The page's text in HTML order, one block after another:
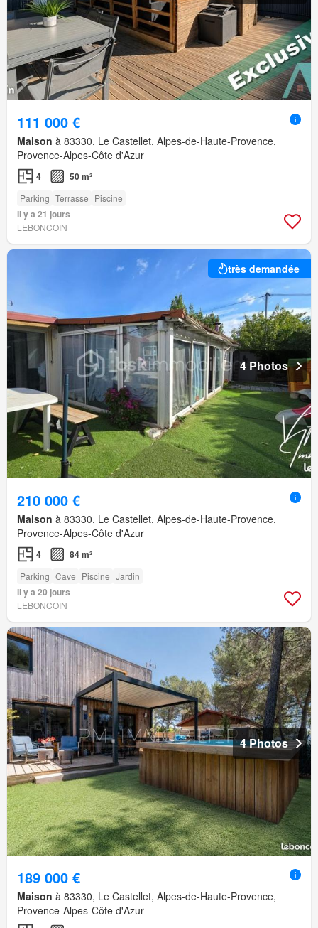
111 000 €
Maison à 83330, Le Castellet, Alpes-de-Haute-Provence,
Provence-Alpes-Côte d'Azur
4 50 m²
Parking Terrasse Piscine
Il y a 21 jours
LEBONCOIN
très demandée
4 Photos
210 000 €
Maison à 83330, Le Castellet, Alpes-de-Haute-Provence,
Provence-Alpes-Côte d'Azur
4 84 m²
Parking Cave Piscine Jardin
Il y a 20 jours
LEBONCOIN
4 Photos
189 000 €
Maison à 83330, Le Castellet, Alpes-de-Haute-Provence,
Provence-Alpes-Côte d'Azur